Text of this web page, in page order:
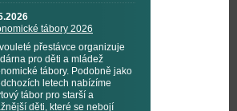
tábory 2026
přestávce organizuje
pro děti a mládež
tábory. Podobně jako
letech nabízíme
tábor pro starší a
děti, které se nebojí